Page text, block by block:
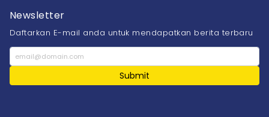
Newsletter
Daftarkan E-mail anda untuk mendapatkan berita terbaru
Submit